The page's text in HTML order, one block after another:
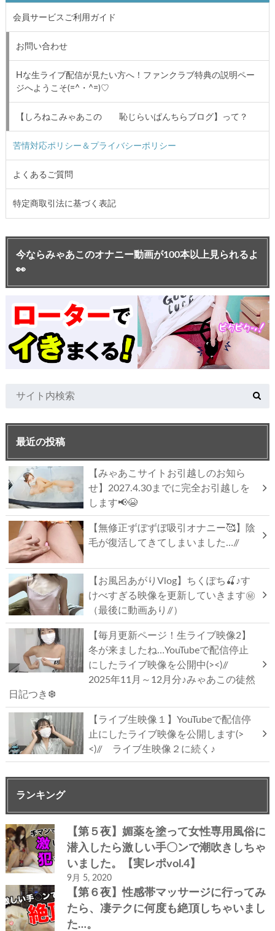
会員サービスご利用ガイド
お問い合わせ
Hな生ライブ配信が見たい方へ！ファンクラブ特典の説明ペー
ジへようこそ(=^・^=)♡
【しろねこみゃあこの 恥じらいぱんちらブログ】って？
苦情対応ポリシー＆プライバシーポリシー
よくあるご質問
特定商取引法に基づく表記
今ならみゃあこのオナニー動画が100本以上見られるよ
👀
最近の投稿
【みゃあこサイトお引越しのお知ら
せ】2027.4.30までに完全お引越しを
します📢😭
【無修正ずぼずぼ吸引オナニー🥰】陰
毛が復活してきてしまいました…//
【お風呂あがりVlog】ちくぽち🍒♪す
けべすぎる映像を更新していきます㊙
（最後に動画あり//）
【毎月更新ページ！生ライブ映像2】
冬が来ましたね…YouTubeで配信停止
にしたライブ映像を公開中(><)//
2025年11月～12月分♪みゃあこの徒然
日記つき❆
【ライブ生映像１】YouTubeで配信停
止にしたライブ映像を公開します(>
<)// ライブ生映像２に続く♪
ランキング
【第５夜】媚薬を塗って女性専用風俗に
潜入したら激しい手〇ンで潮吹きしちゃ
いました。【実レポvol.4】
9月 5, 2020
【第６夜】性感帯マッサージに行ってみ
たら、凄テクに何度も絶頂しちゃいまし
た…。